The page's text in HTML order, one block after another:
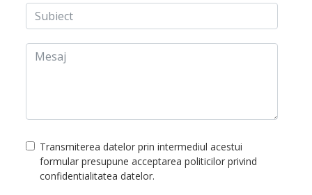
Transmiterea datelor prin intermediul acestui
formular presupune acceptarea politicilor privind
confidentialitatea datelor.